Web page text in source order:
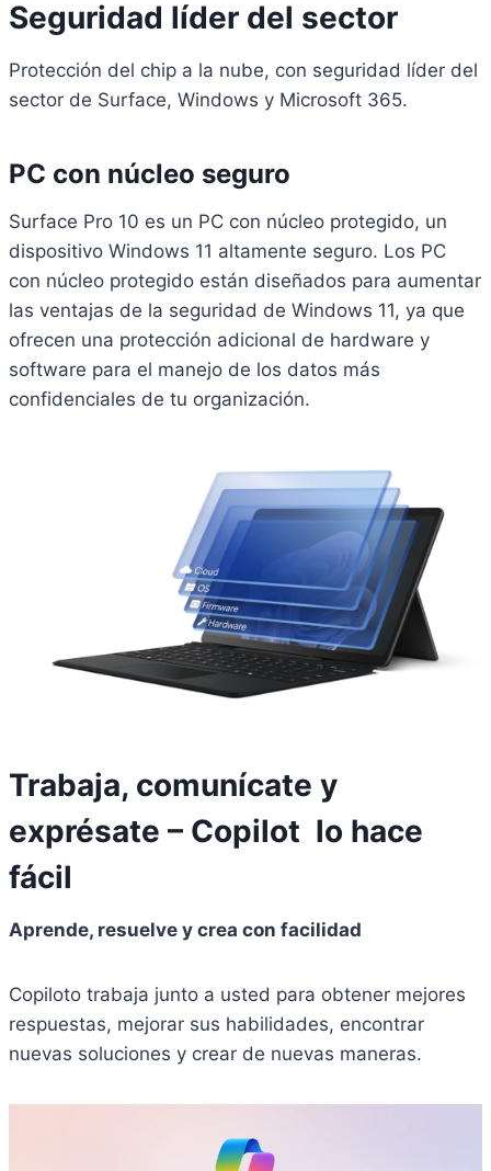
Seguridad líder del sector
Protección del chip a la nube, con seguridad líder del
sector de Surface, Windows y Microsoft 365.
PC con núcleo seguro
Surface Pro 10 es un PC con núcleo protegido, un
dispositivo Windows 11 altamente seguro. Los PC
con núcleo protegido están diseñados para aumentar
las ventajas de la seguridad de Windows 11, ya que
ofrecen una protección adicional de hardware y
software para el manejo de los datos más
confidenciales de tu organización.
Trabaja, comunícate y
exprésate – Copilot lo hace
fácil
Aprende, resuelve y crea con facilidad
Copiloto trabaja junto a usted para obtener mejores
respuestas, mejorar sus habilidades, encontrar
nuevas soluciones y crear de nuevas maneras.